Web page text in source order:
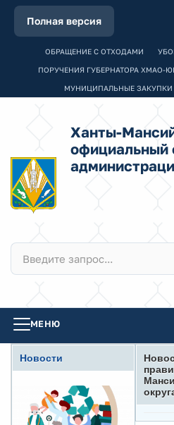
Полная версия
ОБРАЩЕНИЕ С ОТХОДАМИ
ПОРУЧЕНИЯ ГУБЕРНАТОРА ХМАО-
МУНИЦИПАЛЬНЫЕ ЗАКУПКИ
Ханты-
официальный
МЕНЮ
Новости